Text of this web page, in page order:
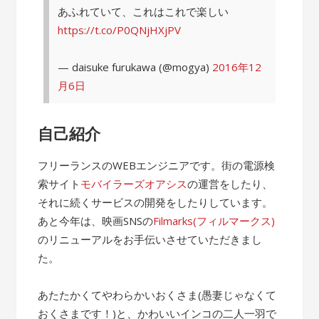
あふれていて、これはこれで楽しい
https://t.co/P0QNjHXjPV
— daisuke furukawa (@mogya) 2016年12
月6日
自己紹介
フリーランスのWEBエンジニアです。街の電源検
索サイト モバイラーズオアシスの運営をしたり、
それに続くサービスの開発をしたりしています。
あと今年は、映画SNSのFilmarks(フィルマークス)
のリニューアルをお手伝いさせていただきまし
た。
あたたかくてやわらかいおくさま(愚妻じゃなくて
おくさまです！)と、かわいいインコの二人一羽で